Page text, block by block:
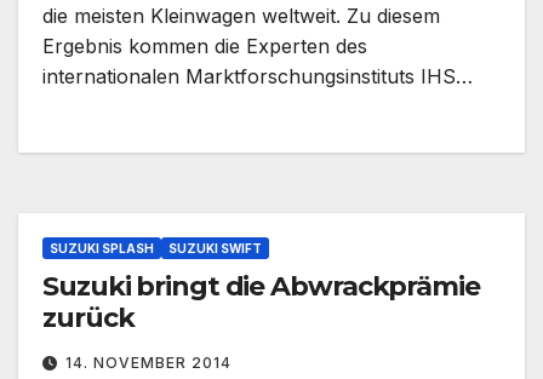
die meisten Kleinwagen weltweit. Zu diesem
Ergebnis kommen die Experten des
internationalen Marktforschungsinstituts IHS…
SUZUKI SPLASH SUZUKI SWIFT
Suzuki bringt die Abwrackprämie
zurück
14. NOVEMBER 2014